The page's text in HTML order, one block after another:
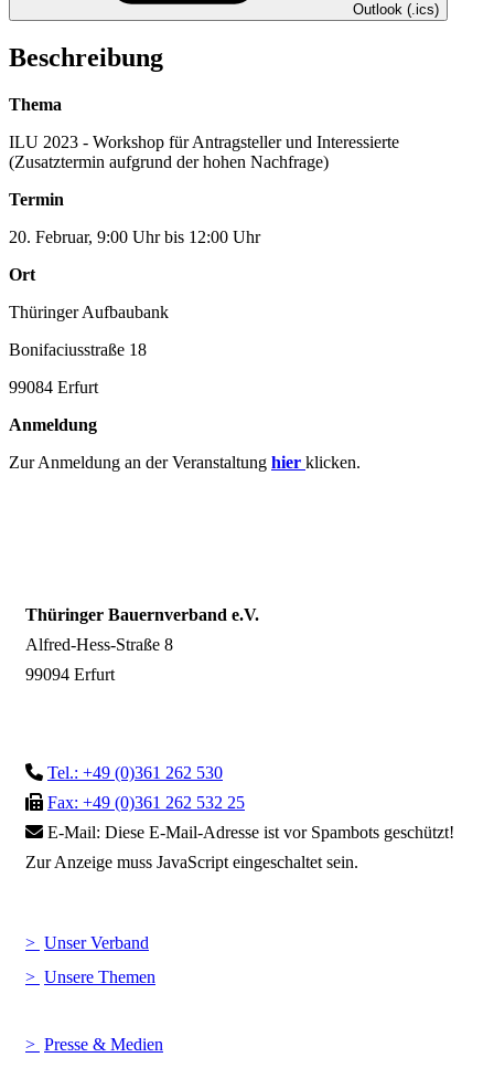
Outlook (.ics)
Beschreibung
Thema
ILU 2023 - Workshop für Antragsteller und Interessierte
(Zusatztermin aufgrund der hohen Nachfrage)
Termin
20. Februar, 9:00 Uhr bis 12:00 Uhr
Ort
Thüringer Aufbaubank
Bonifaciusstraße 18
99084 Erfurt
Anmeldung
Zur Anmeldung an der Veranstaltung hier klicken.
Thüringer Bauernverband e.V.
Alfred-Hess-Straße 8
99094 Erfurt
Tel.: +49 (0)361 262 530
Fax: +49 (0)361 262 532 25
E-Mail: Diese E-Mail-Adresse ist vor Spambots geschützt!
Zur Anzeige muss JavaScript eingeschaltet sein.
Unser Verband
Unsere Themen
Presse & Medien